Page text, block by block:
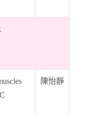
陳怡靜